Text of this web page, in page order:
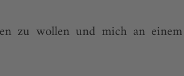
zu wollen und mich an